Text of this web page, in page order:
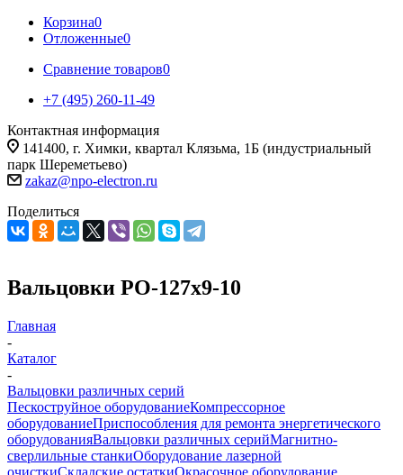
Корзина0
Отложенные0
Сравнение товаров0
+7 (495) 260-11-49
Контактная информация
141400, г. Химки, квартал Клязьма, 1Б (индустриальный
парк Шереметьево)
zakaz@npo-electron.ru
Поделиться
Вальцовки РО-127х9-10
Главная
-
Каталог
-
Вальцовки различных серий
Пескоструйное оборудованиеКомпрессорное
оборудованиеПриспособления для ремонта энергетического
оборудованияВальцовки различных серийМагнитно-
сверлильные станкиОборудование лазерной
очисткиСкладские остаткиОкрасочное оборудование